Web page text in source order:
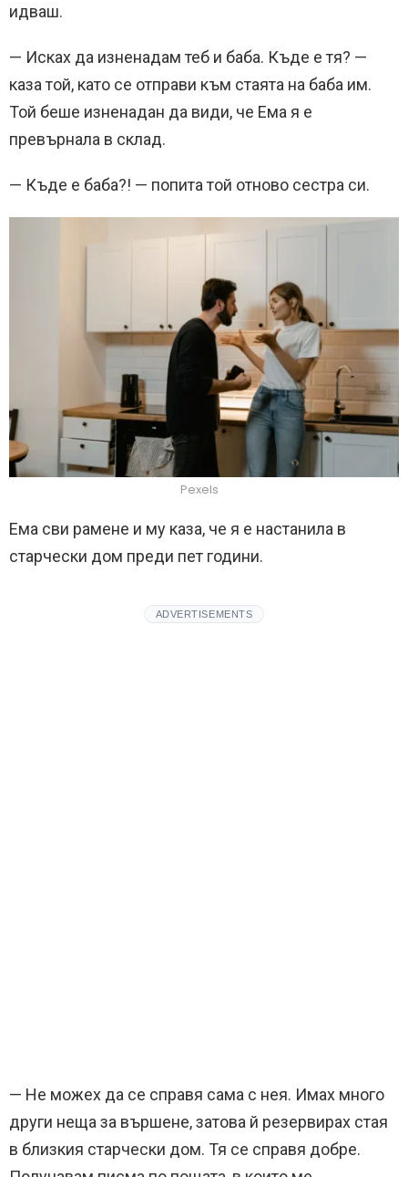
идваш.
— Исках да изненадам теб и баба. Къде е тя? —
каза той, като се отправи към стаята на баба им.
Той беше изненадан да види, че Ема я е
превърнала в склад.
— Къде е баба?! — попита той отново сестра си.
Pexels
Ема сви рамене и му каза, че я е настанила в
старчески дом преди пет години.
ADVERTISEMENTS
— Не можех да се справя сама с нея. Имах много
други неща за вършене, затова й резервирах стая
в близкия старчески дом. Тя се справя добре.